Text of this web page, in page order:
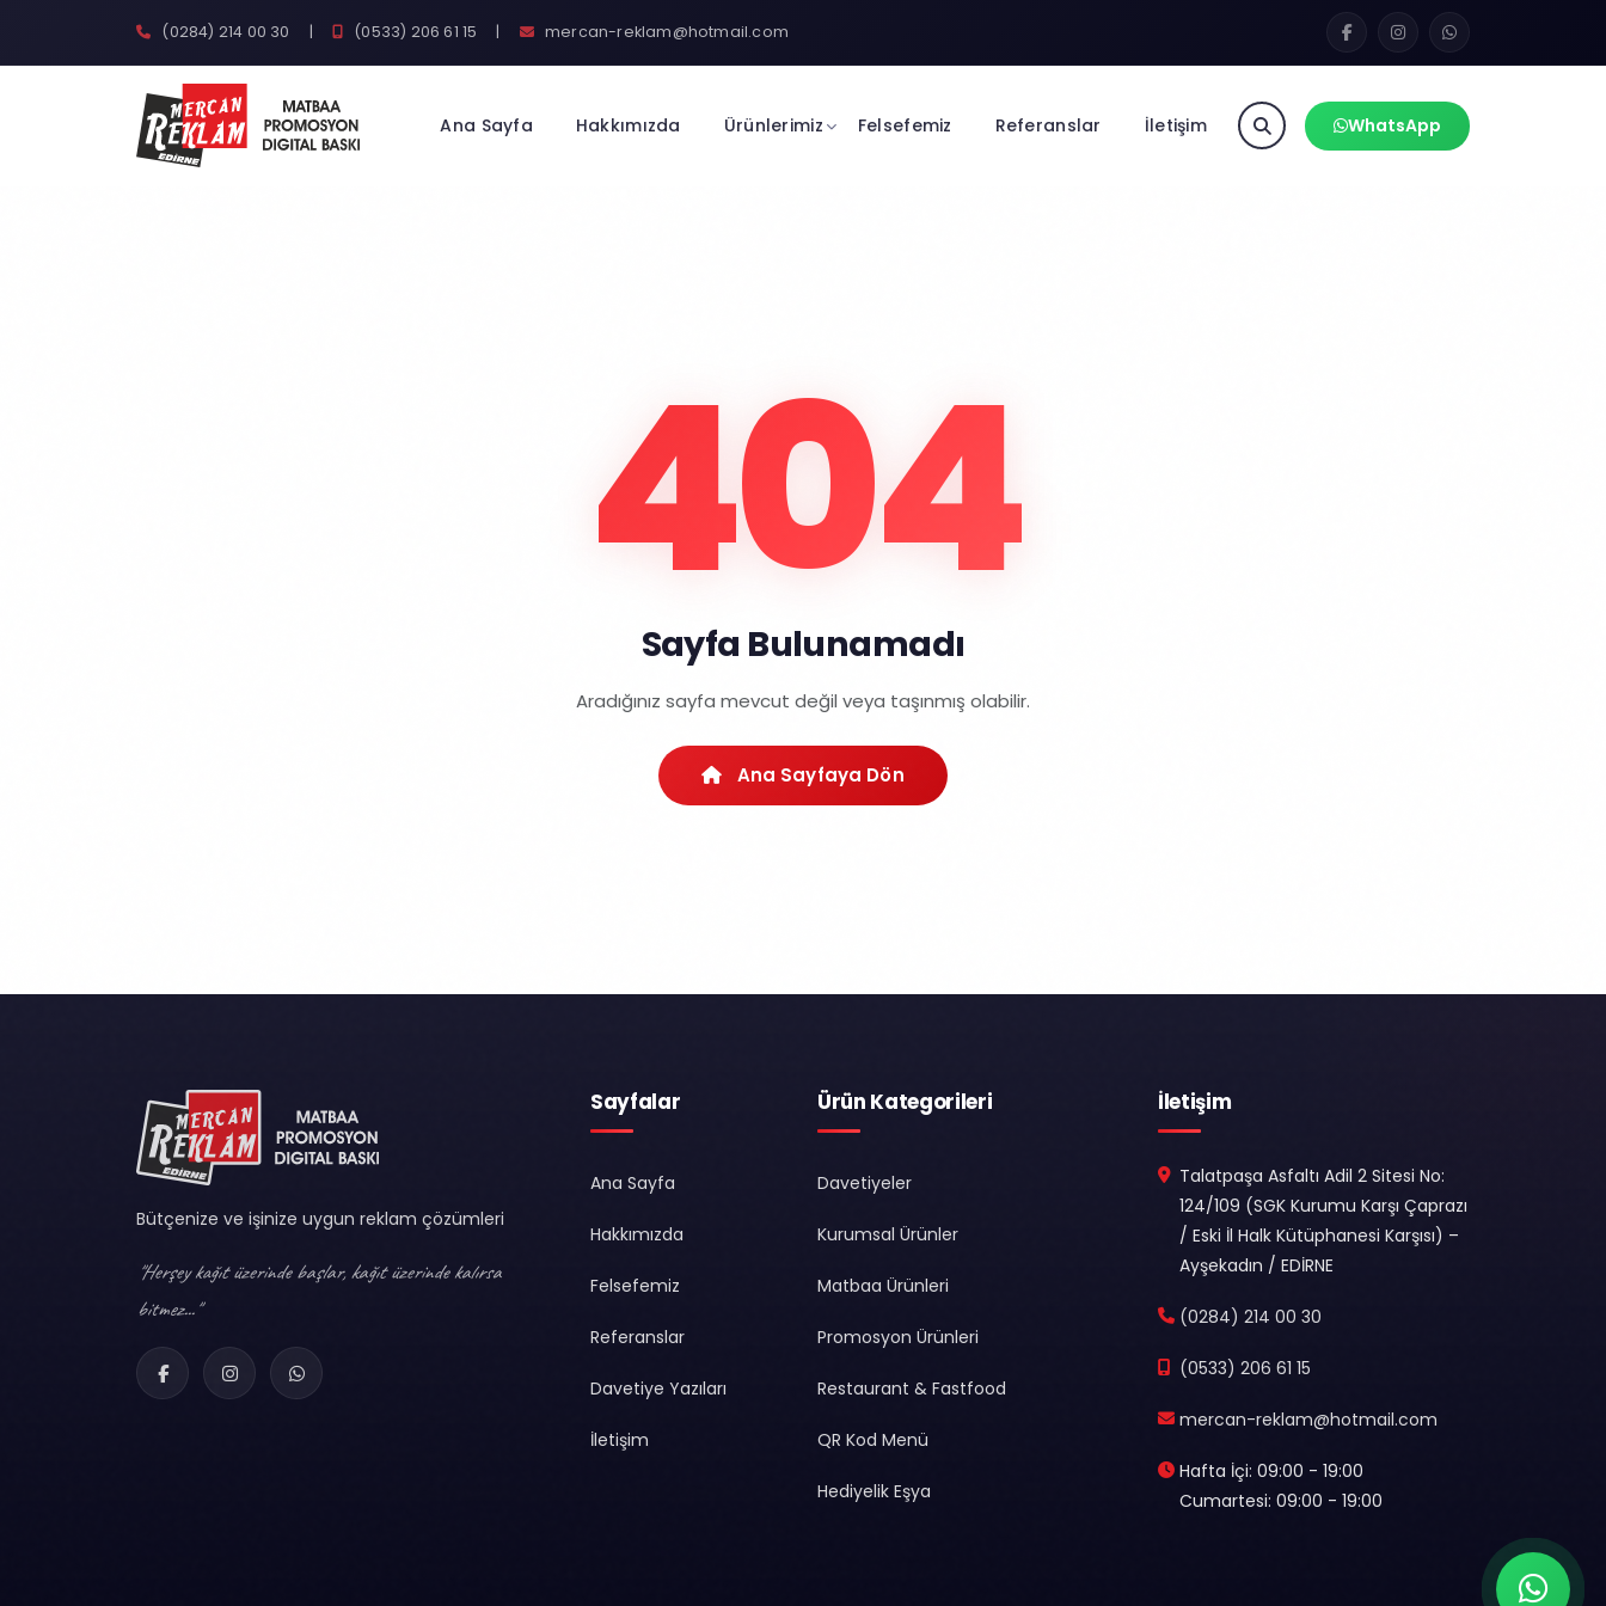
(0284) 214 00 30 | (0533) 206 61 15 | mercan-reklam@hotmail.com
Ana Sayfa Hakkımızda Ürünlerimiz Felsefemiz Referanslar İletişim WhatsApp
404
Sayfa Bulunamadı
Aradığınız sayfa mevcut değil veya taşınmış olabilir.
Ana Sayfaya Dön
Bütçenize ve işinize uygun reklam çözümleri
"Herşey kağıt üzerinde başlar, kağıt üzerinde kalırsa
bitmez..."
Sayfalar
Ana Sayfa
Hakkımızda
Felsefemiz
Referanslar
Davetiye Yazıları
İletişim
Ürün Kategorileri
Davetiyeler
Kurumsal Ürünler
Matbaa Ürünleri
Promosyon Ürünleri
Restaurant & Fastfood
QR Kod Menü
Hediyelik Eşya
İletişim
Talatpaşa Asfaltı Adil 2 Sitesi No:
124/109 (SGK Kurumu Karşı Çaprazı
/ Eski İl Halk Kütüphanesi Karşısı) –
Ayşekadın / EDİRNE
(0284) 214 00 30
(0533) 206 61 15
mercan-reklam@hotmail.com
Hafta İçi: 09:00 - 19:00
Cumartesi: 09:00 - 19:00